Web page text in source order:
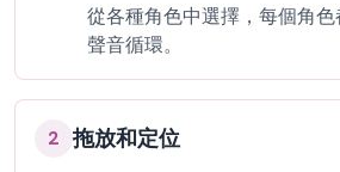
從各種角色中選擇，每個角
聲音循環。
2 拖放和定位